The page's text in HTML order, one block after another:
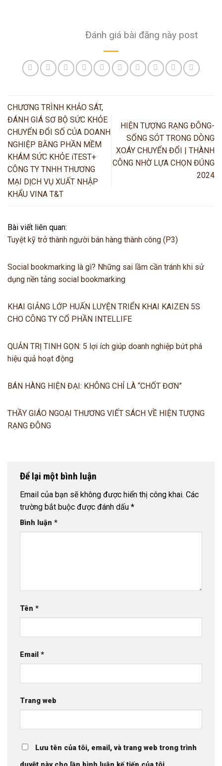
Đánh giá bài đăng này post
CHƯƠNG TRÌNH KHẢO SÁT,
ĐÁNH GIÁ SƠ BỘ SỨC KHỎE
CHUYỂN ĐỔI SỐ CỦA DOANH
NGHIỆP BẰNG PHẦN MỀM
KHÁM SỨC KHỎE iTEST+
CÔNG TY TNHH THƯƠNG
MẠI DỊCH VỤ XUẤT NHẬP
KHẨU VINA T&T
HIỆN TƯỢNG RẠNG ĐÔNG-
SỐNG SÓT TRONG DÒNG
XOÁY CHUYỂN ĐỔI | THÀNH
CÔNG NHỜ LỰA CHỌN ĐÚNG
2024
Bài viết liên quan:
Tuyệt kỹ trở thành người bán hàng thành công (P3)
Social bookmarking là gì? Những sai lầm cần tránh khi sử
dụng nền tảng social bookmarking
KHAI GIẢNG LỚP HUẤN LUYỆN TRIỂN KHAI KAIZEN 5S
CHO CÔNG TY CỔ PHẦN INTELLIFE
QUẢN TRỊ TINH GỌN: 5 lợi ích giúp doanh nghiệp bứt phá
hiệu quả hoạt động
BÁN HÀNG HIỆN ĐẠI: KHÔNG CHỈ LÀ “CHỐT ĐƠN”
THẦY GIÁO NGOẠI THƯƠNG VIẾT SÁCH VỀ HIỆN TƯỢNG
RẠNG ĐÔNG
Để lại một bình luận
Email của bạn sẽ không được hiển thị công khai. Các
trường bắt buộc được đánh dấu *
Bình luận *
Tên *
Email *
Trang web
Lưu tên của tôi, email, và trang web trong trình